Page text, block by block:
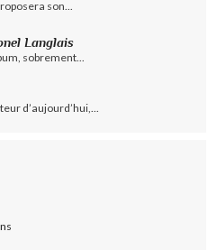
son...
Langlais
sobrement...
d’aujourd’hui,...